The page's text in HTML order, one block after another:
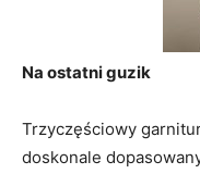
Na ostatni guzik
Trzyczęściowy
doskonale